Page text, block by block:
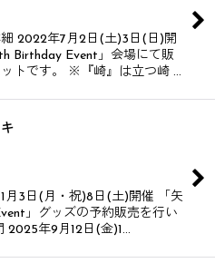
2022年7月2日(土)3日(日)開
Birthday Event」会場にて販
トです。 ※『崎』は立つ崎 …
月3日(月・祝)8日(土)開催 「矢
」グッズの予約販売を行い
2025年9月12日(金)1…